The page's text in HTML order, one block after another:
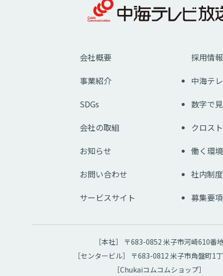
会社概要
事業紹介
SDGs
会社の取組
お知らせ
お問い合わせ
サービスサイト
採用情報
中海テ
数字で
クロス
働く環境
社内制度
募集要項
［本社］ 〒683-0852 米子市河崎610番
［センタービル］ 〒683-0812 米子市角盤町1
［Chukaiコムコムショップ］